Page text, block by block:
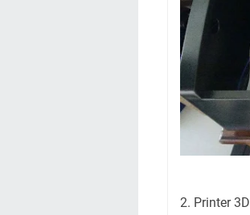
2. Printer 3D